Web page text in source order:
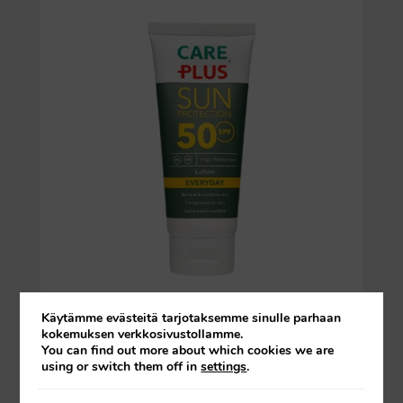
Care Plus ®Sun Everyday
Protection Lotion
Sinulle ja lapsillesi on Care Plus
Käytämme evästeitä tarjotaksemme sinulle parhaan
kokemuksen verkkosivustollamme.
You can find out more about which cookies we are
using or switch them off insettings.